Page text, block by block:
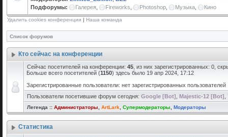
Подфорумы:
Галерея Fireworks Photoshop Музыка Кино
Удалить cookies конференции | Наша команда
Список форумов
Кто сейчас на конференции
Сейчас посетителей на конференции: 45 , из них зарегистрированных: 0,
Больше всего посетителей (1150) здесь было 19 апр 2024, 17:12
Зарегистрированные пользователи: нет зарегистрированных пользователей
Пользователи посетившие форум сегодня: Google [Bot] Majestic-12 [Bot]
Легенда :: Администраторы ArtLark Супермодераторы Модераторы
Статистика